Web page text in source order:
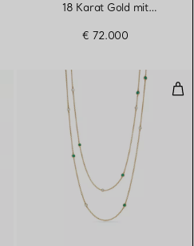
18 Karat Gold mit
Look
€ 72.000